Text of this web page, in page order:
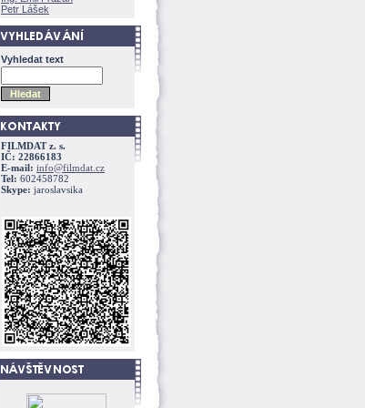
Petr Lášek
Vyhledat text
FILMDAT z. s.
IČ: 22866183
E-mail: info@filmdat.cz
Tel: 602458782
Skype: jaroslavsika